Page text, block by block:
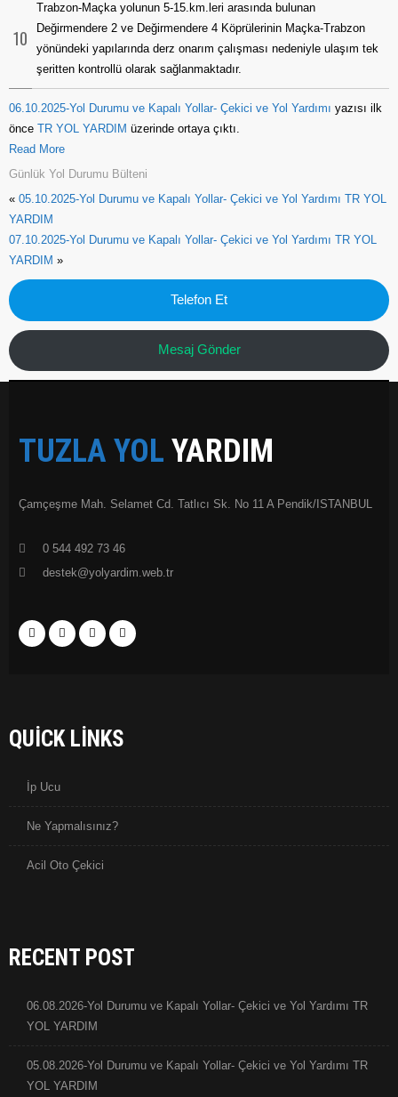
10
Trabzon-Maçka yolunun 5-15.km.leri arasında bulunan
Değirmendere 2 ve Değirmendere 4 Köprülerinin Maçka-Trabzon
yönündeki yapılarında derz onarım çalışması nedeniyle ulaşım tek
şeritten kontrollü olarak sağlanmaktadır.
06.10.2025-Yol Durumu ve Kapalı Yollar- Çekici ve Yol Yardımı yazısı ilk
önce TR YOL YARDIM üzerinde ortaya çıktı.
Read More
Günlük Yol Durumu Bülteni
« 05.10.2025-Yol Durumu ve Kapalı Yollar- Çekici ve Yol Yardımı TR YOL
YARDIM
07.10.2025-Yol Durumu ve Kapalı Yollar- Çekici ve Yol Yardımı TR YOL
YARDIM »
Telefon Et
Mesaj Gönder
TUZLA YOL YARDIM
Çamçeşme Mah. Selamet Cd. Tatlıcı Sk. No 11 A Pendik/ISTANBUL
0 544 492 73 46
destek@yolyardim.web.tr
QUICK LINKS
İp Ucu
Ne Yapmalısınız?
Acil Oto Çekici
RECENT POST
06.08.2026-Yol Durumu ve Kapalı Yollar- Çekici ve Yol Yardımı TR
YOL YARDIM
05.08.2026-Yol Durumu ve Kapalı Yollar- Çekici ve Yol Yardımı TR
YOL YARDIM